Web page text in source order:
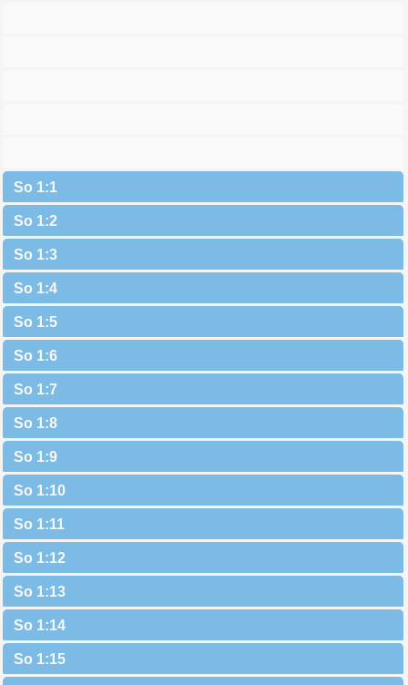
So 1:1
So 1:2
So 1:3
So 1:4
So 1:5
So 1:6
So 1:7
So 1:8
So 1:9
So 1:10
So 1:11
So 1:12
So 1:13
So 1:14
So 1:15